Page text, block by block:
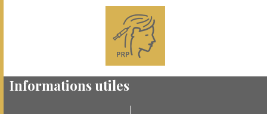
Informations utiles